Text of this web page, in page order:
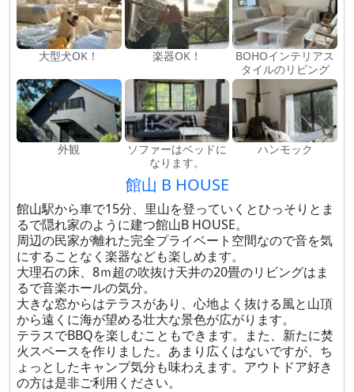
大型犬OK！ 楽器OK！
BOHOインテリアス
タイルのリビング
外観
ソファーはベッドに
なります。
ハンモック
館山 B HOUSE
館山駅から車で15分、里山を登っていくとひっそりとま
るで隠れ家のように建つ館山B HOUSE。
周辺の民家が離れた完全プライベート空間なので音を気
にすることなく楽器なども楽しめます。
大理石の床、8ｍ超の吹抜け天井の20畳のリビングはま
るで音楽ホールの気分。
大きな窓からはテラスがあり、心地よく抜ける風と山頂
から遠くに海が望める壮大な景色が広がります。
テラスでBBQを楽しむこともできます。また、新たに焚
火スペースを作りました。あまり広くはないですが、ち
ょっとしたキャンプ気分も味わえます。アウトドア好き
の方は是非ご利用ください。